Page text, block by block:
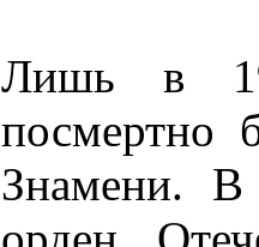
Лишь в
посмертно
Знамени.